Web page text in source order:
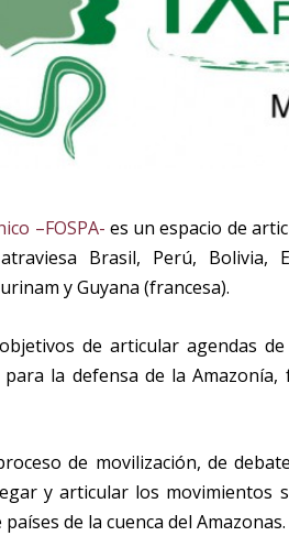
–FOSPA- es un espacio de
Brasil, Perú, Bolivia,
y Guyana (francesa).
de articular agendas
la defensa de la
de movilización, de
y articular los movimientos
de la cuenca del Amazonas.